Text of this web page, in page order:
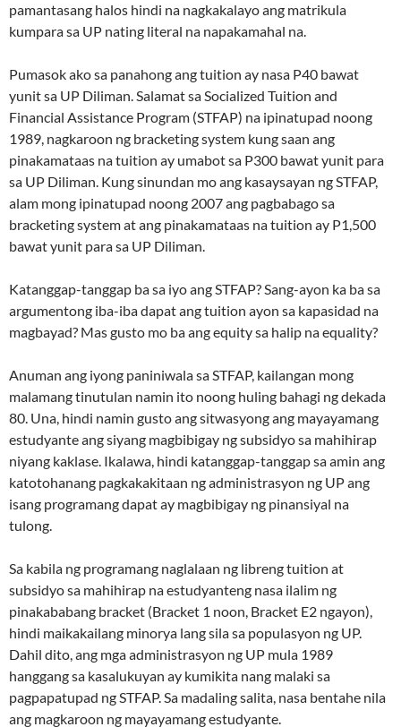
pamantasang halos hindi na nagkakalayo ang matrikula
kumpara sa UP nating literal na napakamahal na.
Pumasok ako sa panahong ang tuition ay nasa P40 bawat
yunit sa UP Diliman. Salamat sa Socialized Tuition and
Financial Assistance Program (STFAP) na ipinatupad noong
1989, nagkaroon ng bracketing system kung saan ang
pinakamataas na tuition ay umabot sa P300 bawat yunit para
sa UP Diliman. Kung sinundan mo ang kasaysayan ng STFAP,
alam mong ipinatupad noong 2007 ang pagbabago sa
bracketing system at ang pinakamataas na tuition ay P1,500
bawat yunit para sa UP Diliman.
Katanggap-tanggap ba sa iyo ang STFAP? Sang-ayon ka ba sa
argumentong iba-iba dapat ang tuition ayon sa kapasidad na
magbayad? Mas gusto mo ba ang equity sa halip na equality?
Anuman ang iyong paniniwala sa STFAP, kailangan mong
malamang tinutulan namin ito noong huling bahagi ng dekada
80. Una, hindi namin gusto ang sitwasyong ang mayayamang
estudyante ang siyang magbibigay ng subsidyo sa mahihirap
niyang kaklase. Ikalawa, hindi katanggap-tanggap sa amin ang
katotohanang pagkakakitaan ng administrasyon ng UP ang
isang programang dapat ay magbibigay ng pinansiyal na
tulong.
Sa kabila ng programang naglalaan ng libreng tuition at
subsidyo sa mahihirap na estudyanteng nasa ilalim ng
pinakababang bracket (Bracket 1 noon, Bracket E2 ngayon),
hindi maikakailang minorya lang sila sa populasyon ng UP.
Dahil dito, ang mga administrasyon ng UP mula 1989
hanggang sa kasalukuyan ay kumikita nang malaki sa
pagpapatupad ng STFAP. Sa madaling salita, nasa bentahe nila
ang magkaroon ng mayayamang estudyante.